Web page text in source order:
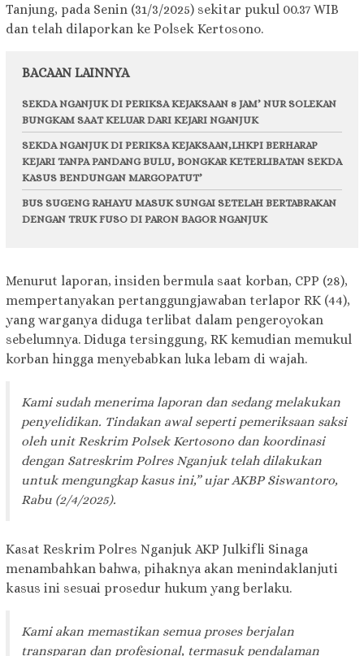
Tanjung, pada Senin (31/3/2025) sekitar pukul 00.37 WIB
dan telah dilaporkan ke Polsek Kertosono.
BACAAN LAINNYA
SEKDA NGANJUK DI PERIKSA KEJAKSAAN 8 JAM’ NUR SOLEKAN
BUNGKAM SAAT KELUAR DARI KEJARI NGANJUK
SEKDA NGANJUK DI PERIKSA KEJAKSAAN,LHKPI BERHARAP
KEJARI TANPA PANDANG BULU, BONGKAR KETERLIBATAN SEKDA
KASUS BENDUNGAN MARGOPATUT’
BUS SUGENG RAHAYU MASUK SUNGAI SETELAH BERTABRAKAN
DENGAN TRUK FUSO DI PARON BAGOR NGANJUK
Menurut laporan, insiden bermula saat korban, CPP (28),
mempertanyakan pertanggungjawaban terlapor RK (44),
yang warganya diduga terlibat dalam pengeroyokan
sebelumnya. Diduga tersinggung, RK kemudian memukul
korban hingga menyebabkan luka lebam di wajah.
Kami sudah menerima laporan dan sedang melakukan
penyelidikan. Tindakan awal seperti pemeriksaan saksi
oleh unit Reskrim Polsek Kertosono dan koordinasi
dengan Satreskrim Polres Nganjuk telah dilakukan
untuk mengungkap kasus ini,” ujar AKBP Siswantoro,
Rabu (2/4/2025).
Kasat Reskrim Polres Nganjuk AKP Julkifli Sinaga
menambahkan bahwa, pihaknya akan menindaklanjuti
kasus ini sesuai prosedur hukum yang berlaku.
Kami akan memastikan semua proses berjalan
transparan dan profesional, termasuk pendalaman